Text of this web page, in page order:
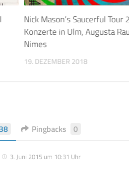
Nick Mason’s Saucerful Tour
Konzerte in Ulm, Augusta
Nimes
19. DEZEMBER 2018
38 Pingbacks 0
3. Juni 2015 um 10:31 Uhr